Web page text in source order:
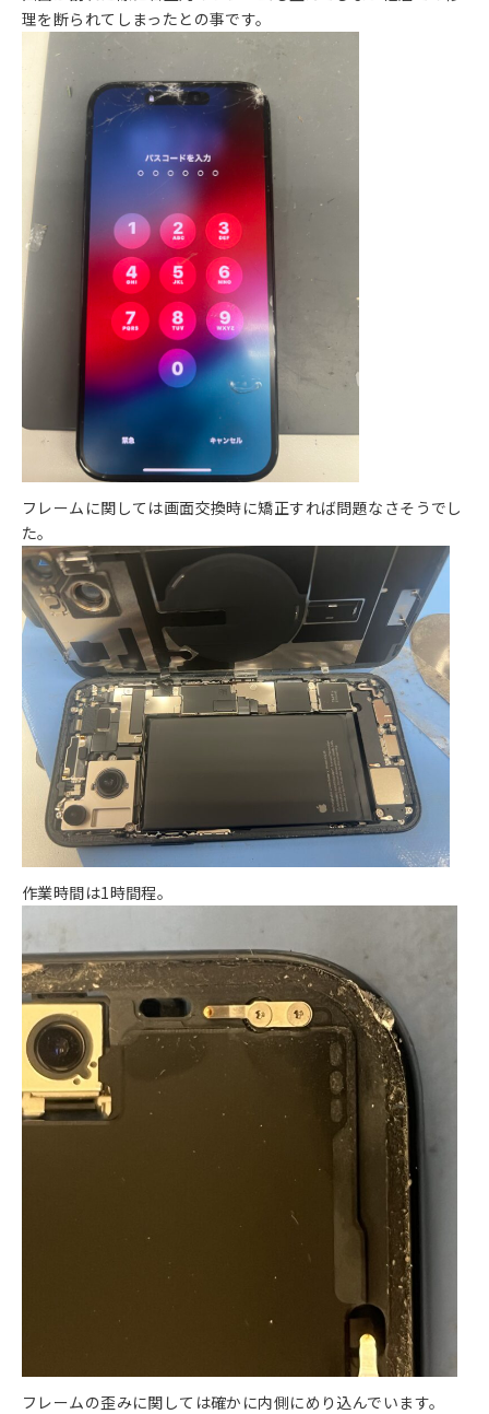
理を断られてしまったとの事です。
フレームに関しては画面交換時に矯正すれば問題なさそうでし
た。
作業時間は1時間程。
フレームの歪みに関しては確かに内側にめり込んでいます。